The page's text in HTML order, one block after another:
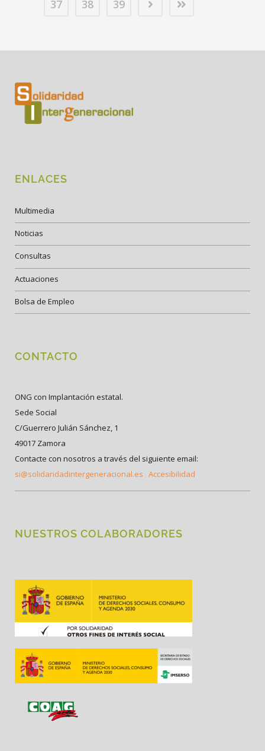
37
38 39
ENLACES
Multimedia
Noticias
Consultas
Actuaciones
Bolsa de Empleo
CONTACTO
ONG con Implantación estatal.
Sede Social
C/Guerrero Julián Sánchez, 1
49017 Zamora
Contacte con nosotros a través del siguiente email:
si@solidaridadintergeneracional.es Accesibilidad
NUESTROS COLABORADORES